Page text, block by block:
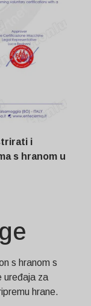
i
s hranom u
s hranom s
uređaja za
hrane.